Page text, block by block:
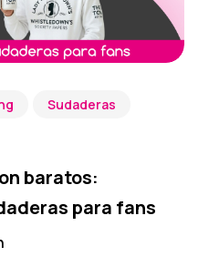
Sudaderas
baratos:
para fans